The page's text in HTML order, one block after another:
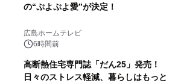
の“ぷよぷよ愛”が決定！
広島ホームテレビ
6時間前
高断熱住宅専門誌「だん25」発売！
日々のストレス軽減、暮らしはもっと